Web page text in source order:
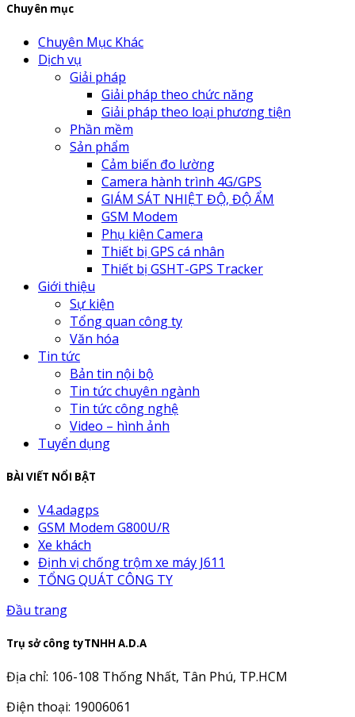
Chuyên mục
Chuyên Mục Khác
Dịch vụ
Giải pháp
Giải pháp theo chức năng
Giải pháp theo loại phương tiện
Phần mềm
Sản phẩm
Cảm biến đo lường
Camera hành trình 4G/GPS
GIÁM SÁT NHIỆT ĐỘ, ĐỘ ẨM
GSM Modem
Phụ kiện Camera
Thiết bị GPS cá nhân
Thiết bị GSHT-GPS Tracker
Giới thiệu
Sự kiện
Tổng quan công ty
Văn hóa
Tin tức
Bản tin nội bộ
Tin tức chuyên ngành
Tin tức công nghệ
Video – hình ảnh
Tuyển dụng
BÀI VIẾT NỔI BẬT
V4.adagps
GSM Modem G800U/R
Xe khách
Định vị chống trộm xe máy J611
TỔNG QUÁT CÔNG TY
Đầu trang
Trụ sở công tyTNHH A.D.A
Địa chỉ: 106-108 Thống Nhất, Tân Phú, TP.HCM
Điện thoại: 19006061